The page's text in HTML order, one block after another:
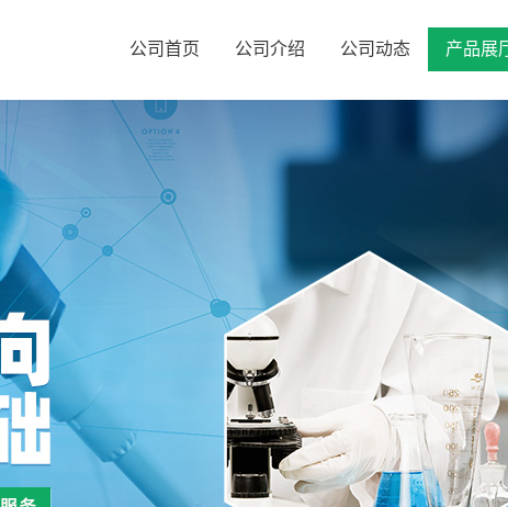
公司首页 公司介绍 公司动态 产品展